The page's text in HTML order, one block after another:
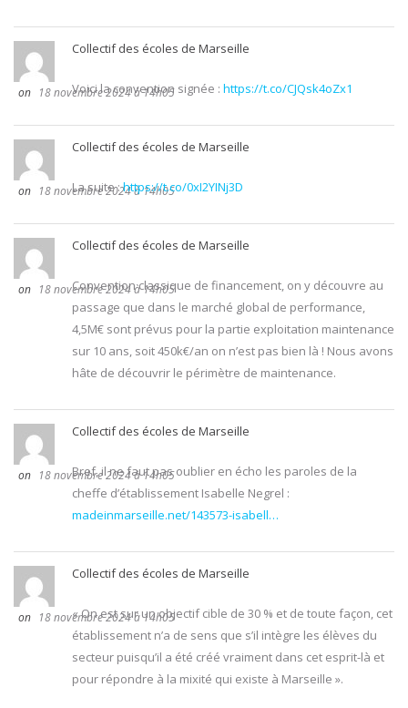
Collectif des écoles de Marseille
18 novembre 2024 à 14h05
Voici la convention signée : https://t.co/CJQsk4oZx1
Collectif des écoles de Marseille
18 novembre 2024 à 14h05
La suite :https://t.co/0xI2YINj3D
Collectif des écoles de Marseille
18 novembre 2024 à 14h05
Convention classique de financement, on y découvre au
passage que dans le marché global de performance,
4,5M€ sont prévus pour la partie exploitation maintenance
sur 10 ans, soit 450k€/an on n’est pas bien là ! Nous avons
hâte de découvrir le périmètre de maintenance.
Collectif des écoles de Marseille
18 novembre 2024 à 14h05
Bref, il ne faut pas oublier en écho les paroles de la
cheffe d’établissement Isabelle Negrel :
madeinmarseille.net/143573-isabell…
Collectif des écoles de Marseille
18 novembre 2024 à 14h05
« On est sur un objectif cible de 30 % et de toute façon, cet
établissement n’a de sens que s’il intègre les élèves du
secteur puisqu’il a été créé vraiment dans cet esprit-là et
pour répondre à la mixité qui existe à Marseille ».